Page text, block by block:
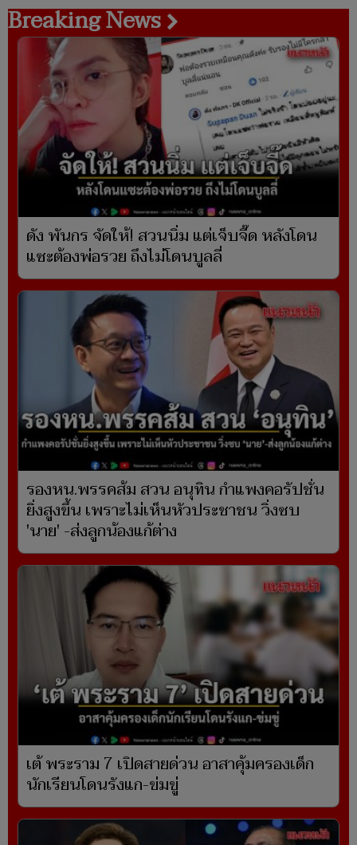
Breaking News
ดัง พันกร จัดให้! สวนนิ่ม แต่เจ็บจี๊ด หลังโดน
แซะต้องพ่อรวย ถึงไม่โดนบูลลี่
รองหน.พรรคส้ม สวน อนุทิน กำแพงคอรัปชั่น
ยิ่งสูงขึ้น เพราะไม่เห็นหัวประชาชน วิ่งซบ
'นาย' -ส่งลูกน้องแก้ต่าง
เต้ พระราม 7 เปิดสายด่วน อาสาคุ้มครองเด็ก
นักเรียนโดนรังแก-ข่มขู่